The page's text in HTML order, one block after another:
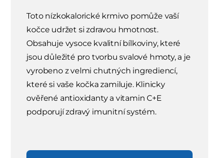
Toto nízkokalorické krmivo pomůže vaší
kočce udržet si zdravou hmotnost.
Obsahuje vysoce kvalitní bílkoviny, které
jsou důležité pro tvorbu svalové hmoty, a je
vyrobeno z velmi chutných ingrediencí,
které si vaše kočka zamiluje. Klinicky
ověřené antioxidanty a vitamin C+E
podporují zdravý imunitní systém.